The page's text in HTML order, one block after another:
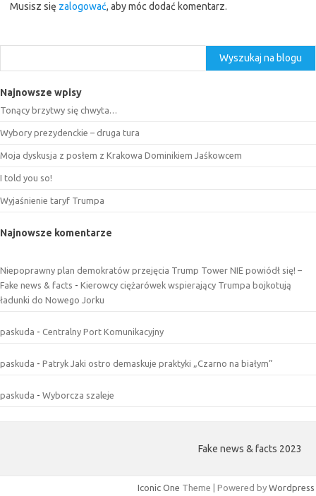
Musisz się zalogować, aby móc dodać komentarz.
Wyszukaj na blogu
Najnowsze wpisy
Tonący brzytwy się chwyta…
Wybory prezydenckie – druga tura
Moja dyskusja z posłem z Krakowa Dominikiem Jaśkowcem
I told you so!
Wyjaśnienie taryf Trumpa
Najnowsze komentarze
Niepoprawny plan demokratów przejęcia Trump Tower NIE powiódł się! –
Fake news & facts - Kierowcy ciężarówek wspierający Trumpa bojkotują
ładunki do Nowego Jorku
paskuda - Centralny Port Komunikacyjny
paskuda - Patryk Jaki ostro demaskuje praktyki „Czarno na białym”
paskuda - Wyborcza szaleje
Fake news & facts 2023
Iconic One Theme | Powered by Wordpress